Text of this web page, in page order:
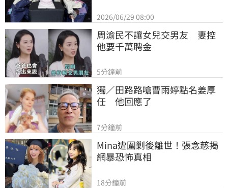
2026/06/29 08:00
周渝民不讓女兒交男友　妻控
他要千萬聘金
5分鐘前
獨／田路路嗆曹雨婷點名姜厚
任　他回應了
7分鐘前
Mina遭圍剿後離世！張念慈揭
網暴恐怖真相
18分鐘前